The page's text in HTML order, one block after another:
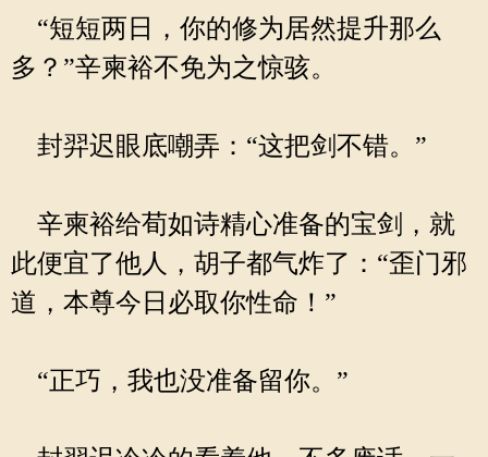
“短短两日，你的修为居然提升那么
多？”辛柬裕不免为之惊骇。
封羿迟眼底嘲弄：“这把剑不错。”
辛柬裕给荀如诗精心准备的宝剑，就
此便宜了他人，胡子都气炸了：“歪门邪
道，本尊今日必取你性命！”
“正巧，我也没准备留你。”